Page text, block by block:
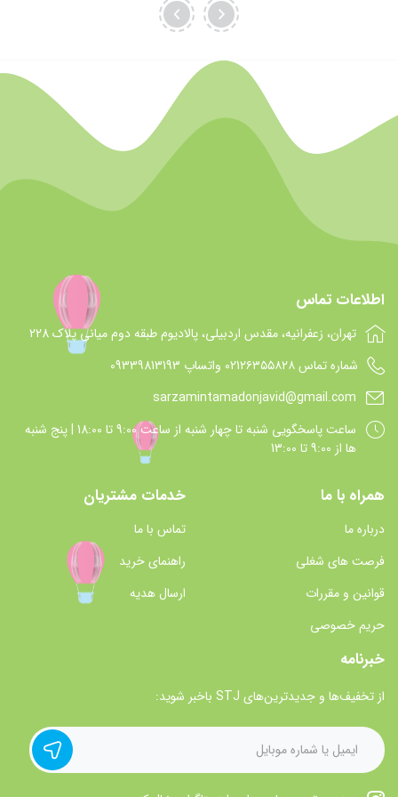
اطلاعات تماس
تهران، زعفرانیه، مقدس اردبیلی، پالادیوم طبقه دوم میانی پلاک 228
شماره تماس 021۲۶۳۵۵۸۲۸ واتساپ 09339813193
sarzamintamadonjavid@gmail.com
ساعت پاسخگويي شنبه تا چهار شنبه از ساعت 9:00 تا 18:00 | پنج شنبه
ها از 9:00 تا 13:00
همراه با ما
درباره ما
فرصت های شغلی
قوانین و مقررات
حریم خصوصی
خدمات مشتریان
تماس با ما
راهنمای خرید
ارسال هدیه
خبرنامه
از تخفیف‌ها و جدیدترین‌های STJ باخبر شوید: